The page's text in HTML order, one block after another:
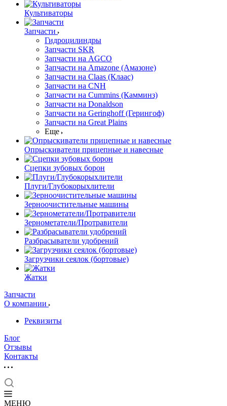
Культиваторы
Запчасти
Гидроцилиндры
Запчасти SKR
Запчасти на AGCO
Запчасти на Amazone (Амазоне)
Запчасти на Claas (Клаас)
Запчасти на CNH
Запчасти на Cummins (Камминз)
Запчасти на Donaldson
Запчасти на Geringhoff (Герингоф)
Запчасти на Great Plains
Еще
Опрыскиватели прицепные и навесные
Сцепки зубовых борон
Плуги/Глубокорыхлители
Зерноочистительные машины
Зернометатели/Протравители
Разбрасыватели удобрений
Загрузчики сеялок (бортовые)
Жатки
Запчасти
О компании
Реквизиты
Блог
Отзывы
Контакты
МЕНЮ